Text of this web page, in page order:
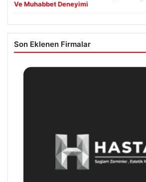
Ve Muhabbet Deneyimi
Son Eklenen Firmalar